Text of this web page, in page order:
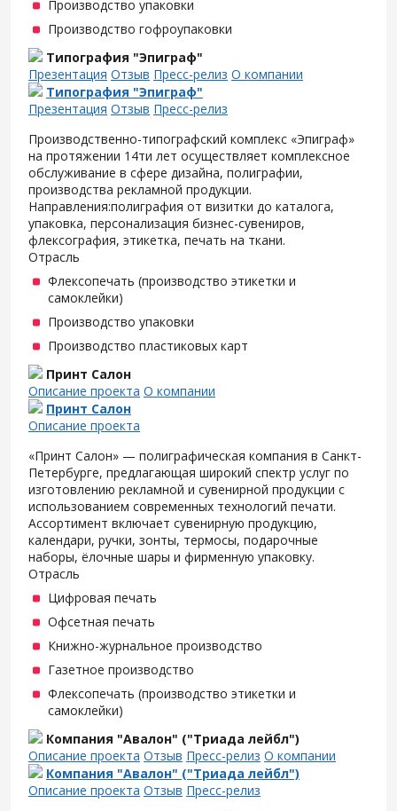
Производство упаковки
Производство гофроупаковки
Типография "Эпиграф"
Презентация Отзыв Пресс-релиз О компании
Типография "Эпиграф"
Презентация Отзыв Пресс-релиз
Производственно-типографский комплекс «Эпиграф»
на протяжении 14ти лет осуществляет комплексное
обслуживание в сфере дизайна, полиграфии,
производства рекламной продукции.
Направления:полиграфия от визитки до каталога,
упаковка, персонализация бизнес-сувениров,
флексография, этикетка, печать на ткани.
Отрасль
Флексопечать (производство этикетки и
самоклейки)
Производство упаковки
Производство пластиковых карт
Принт Салон
Описание проекта О компании
Принт Салон
Описание проекта
«Принт Салон» — полиграфическая компания в Санкт-
Петербурге, предлагающая широкий спектр услуг по
изготовлению рекламной и сувенирной продукции с
использованием современных технологий печати.
Ассортимент включает сувенирную продукцию,
календари, ручки, зонты, термосы, подарочные
наборы, ёлочные шары и фирменную упаковку.
Отрасль
Цифровая печать
Офсетная печать
Книжно-журнальное производство
Газетное производство
Флексопечать (производство этикетки и
самоклейки)
Компания "Авалон" ("Триада лейбл")
Описание проекта Отзыв Пресс-релиз О компании
Компания "Авалон" ("Триада лейбл")
Описание проекта Отзыв Пресс-релиз